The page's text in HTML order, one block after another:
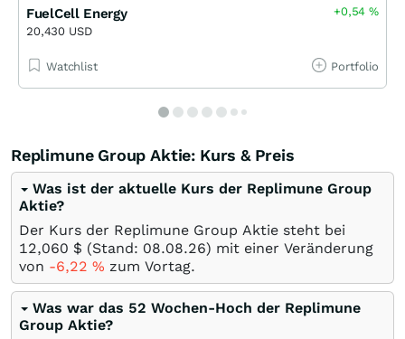
FuelCell Energy
20,430 USD
+0,54%
Watchlist Portfolio
Replimune Group Aktie: Kurs & Preis
Was ist der aktuelle Kurs der Replimune Group
Aktie?
Der Kurs der Replimune Group Aktie steht bei
12,060 $ (Stand: 08.08.26) mit einer Veränderung
von -6,22 % zum Vortag.
Was war das 52 Wochen-Hoch der Replimune
Group Aktie?